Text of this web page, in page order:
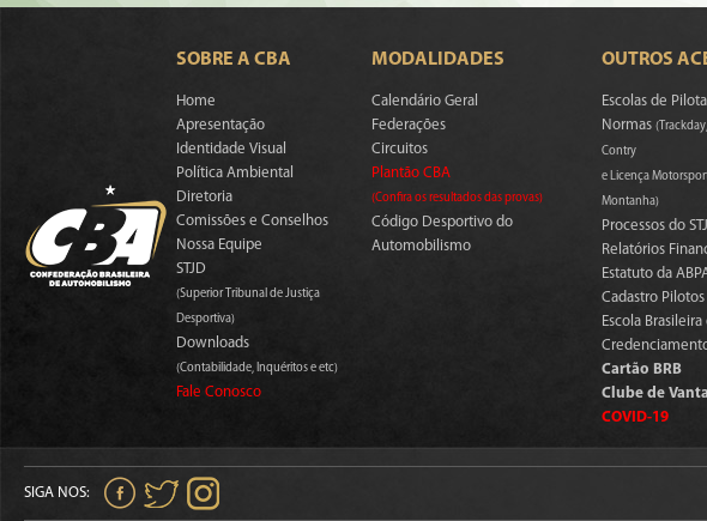
SOBRE A CBA
Home
Apresentação
Identidade Visual
Política Ambiental
Diretoria
Comissões e Conselhos
Nossa Equipe
STJD
(Superior Tribunal de Justiça
Desportiva)
Downloads
(Contabilidade, Inquéritos e etc)
Fale Conosco
MODALIDADES
Calendário Geral
Federações
Circuitos
Plantão CBA
(Confira os resultados das provas)
Código Desportivo do
Automobilismo
OUTROS
Escolas de
Normas
Contry
e Licença
Montanha)
Processos do
Relatórios
Estatuto da
Cadastro Pilotos
Escola
Cartão BRB
Clube de
COVID-19
SIGA NOS: